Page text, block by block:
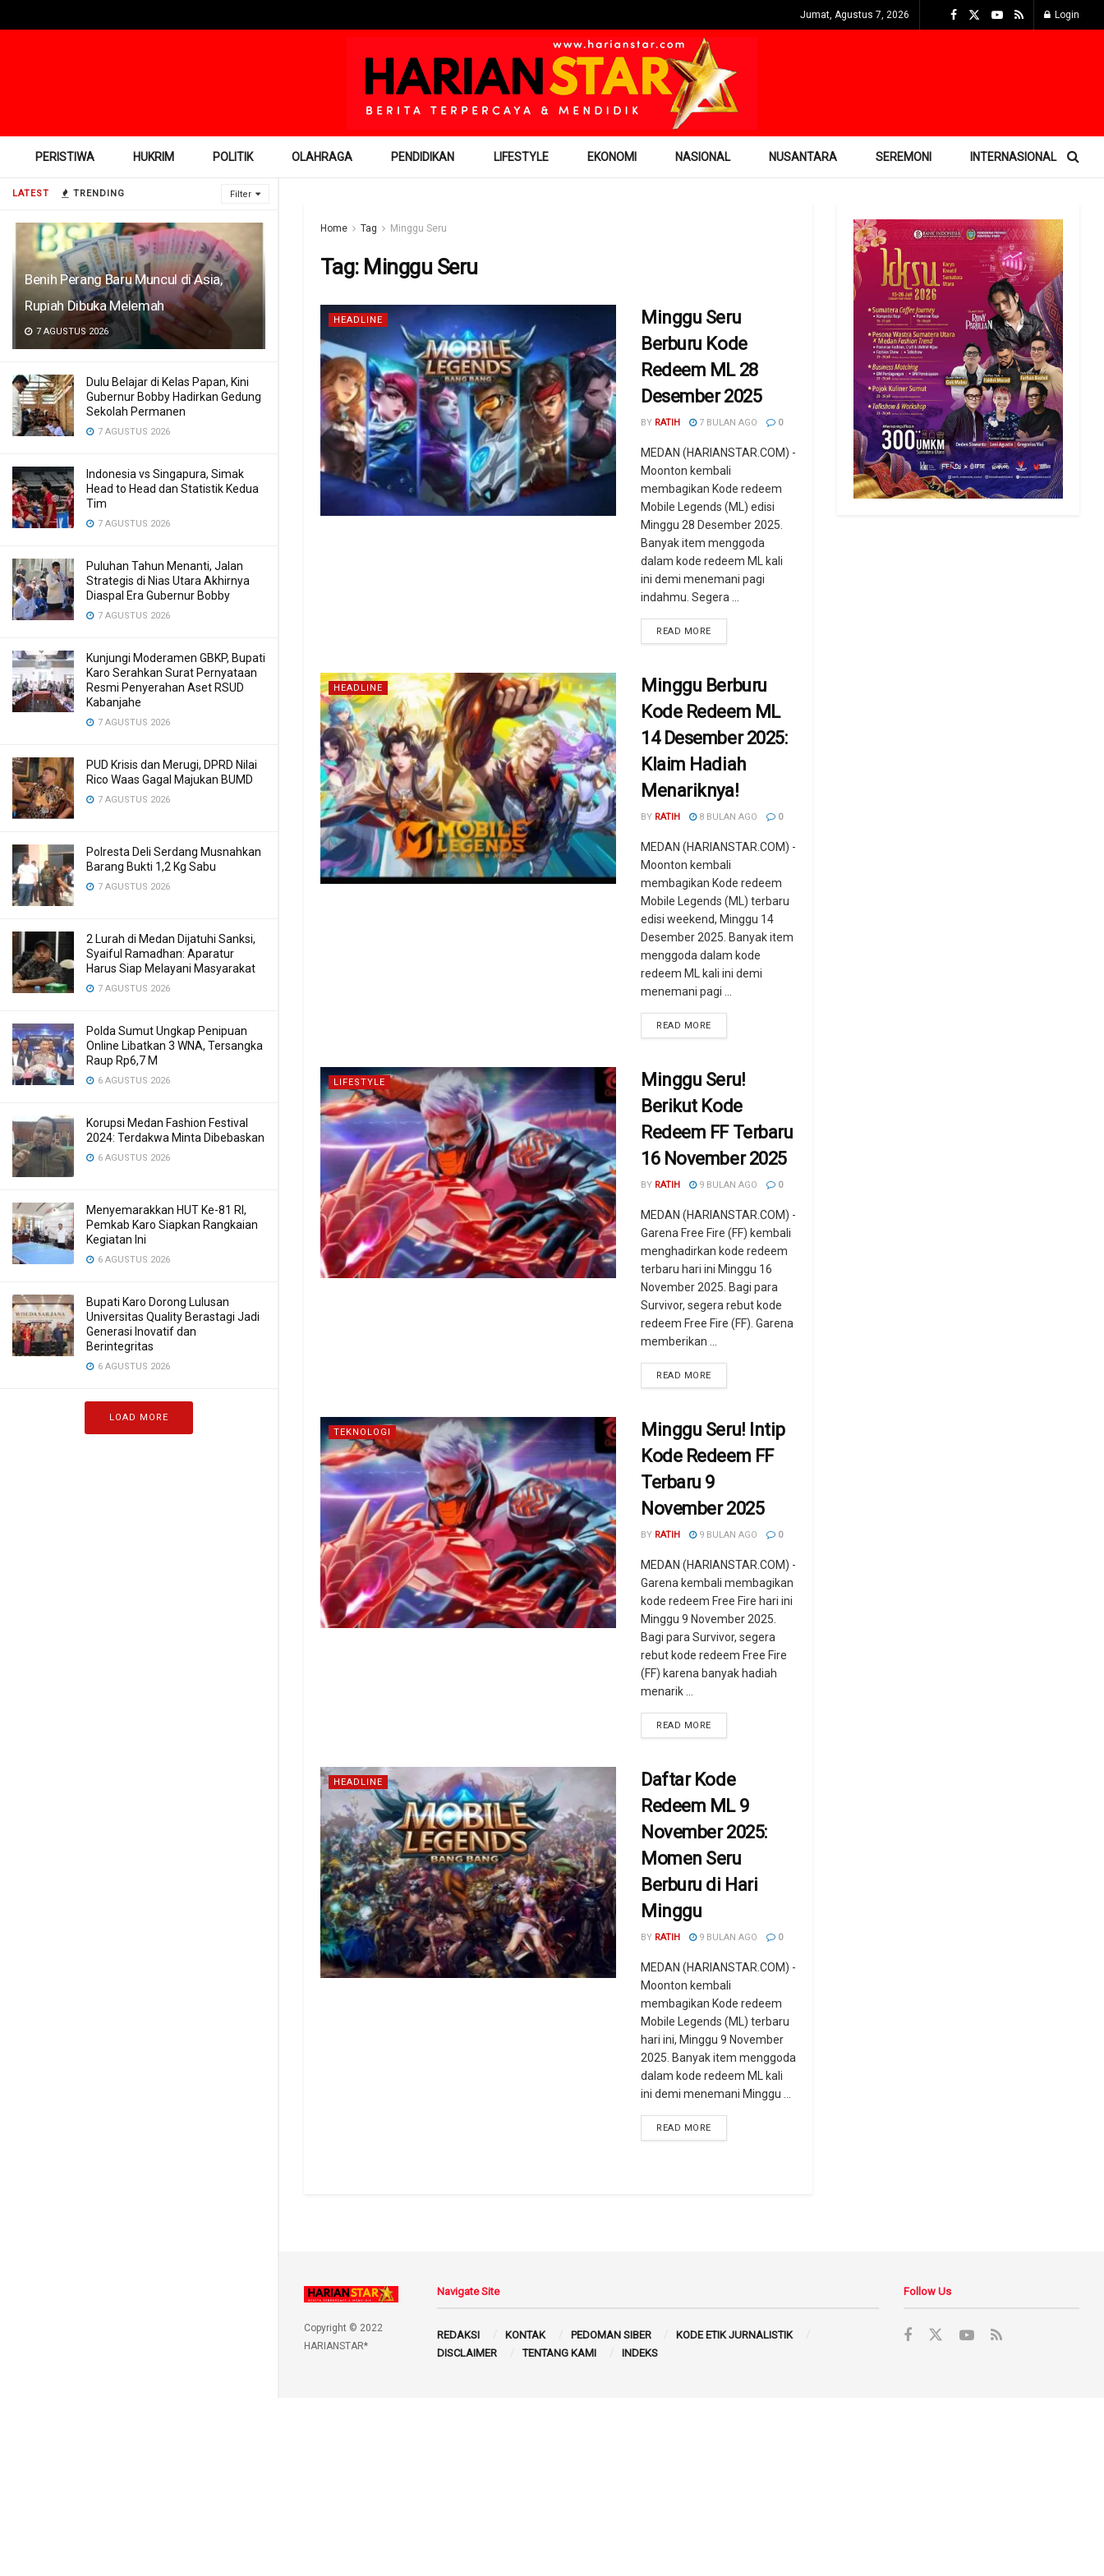
LATEST TRENDING Filter
Benih Perang Baru Muncul di Asia,
Rupiah Dibuka Melemah
7 AGUSTUS 2026
Dulu Belajar di Kelas Papan, Kini
Gubernur Bobby Hadirkan Gedung
Sekolah Permanen
7 AGUSTUS 2026
Indonesia vs Singapura, Simak
Head to Head dan Statistik Kedua
Tim
7 AGUSTUS 2026
Puluhan Tahun Menanti, Jalan
Strategis di Nias Utara Akhirnya
Diaspal Era Gubernur Bobby
7 AGUSTUS 2026
Kunjungi Moderamen GBKP, Bupati
Karo Serahkan Surat Pernyataan
Resmi Penyerahan Aset RSUD
Kabanjahe
7 AGUSTUS 2026
PUD Krisis dan Merugi, DPRD Nilai
Rico Waas Gagal Majukan BUMD
7 AGUSTUS 2026
Polresta Deli Serdang Musnahkan
Barang Bukti 1,2 Kg Sabu
7 AGUSTUS 2026
2 Lurah di Medan Dijatuhi Sanksi,
Syaiful Ramadhan: Aparatur
Harus Siap Melayani Masyarakat
7 AGUSTUS 2026
Polda Sumut Ungkap Penipuan
Online Libatkan 3 WNA, Tersangka
Raup Rp6,7 M
6 AGUSTUS 2026
Korupsi Medan Fashion Festival
2024: Terdakwa Minta Dibebaskan
6 AGUSTUS 2026
Menyemarakkan HUT Ke-81 RI,
Pemkab Karo Siapkan Rangkaian
Kegiatan Ini
6 AGUSTUS 2026
Bupati Karo Dorong Lulusan
Universitas Quality Berastagi Jadi
Generasi Inovatif dan
Berintegritas
6 AGUSTUS 2026
LOAD MORE
Jumat, Agustus 7, 2026 Login
PERISTIWA HUKRIM POLITIK OLAHRAGA PENDIDIKAN LIFESTYLE EKONOMI NASIONAL NUSANTARA SEREMONI INTERNASIONAL
Home Tag Minggu Seru
Tag: Minggu Seru
HEADLINE
Minggu Seru
Berburu Kode
Redeem ML 28
Desember 2025
BY RATIH 7 BULAN AGO 0
MEDAN (HARIANSTAR.COM) -
Moonton kembali
membagikan Kode redeem
Mobile Legends (ML) edisi
Minggu 28 Desember 2025.
Banyak item menggoda
dalam kode redeem ML kali
ini demi menemani pagi
indahmu. Segera ...
READ MORE
HEADLINE
Minggu Berburu
Kode Redeem ML
14 Desember 2025:
Klaim Hadiah
Menariknya!
BY RATIH 8 BULAN AGO 0
MEDAN (HARIANSTAR.COM) -
Moonton kembali
membagikan Kode redeem
Mobile Legends (ML) terbaru
edisi weekend, Minggu 14
Desember 2025. Banyak item
menggoda dalam kode
redeem ML kali ini demi
menemani pagi ...
READ MORE
LIFESTYLE
Minggu Seru!
Berikut Kode
Redeem FF Terbaru
16 November 2025
BY RATIH 9 BULAN AGO 0
MEDAN (HARIANSTAR.COM) -
Garena Free Fire (FF) kembali
menghadirkan kode redeem
terbaru hari ini Minggu 16
November 2025. Bagi para
Survivor, segera rebut kode
redeem Free Fire (FF). Garena
memberikan ...
READ MORE
TEKNOLOGI
Minggu Seru! Intip
Kode Redeem FF
Terbaru 9
November 2025
BY RATIH 9 BULAN AGO 0
MEDAN (HARIANSTAR.COM) -
Garena kembali membagikan
kode redeem Free Fire hari ini
Minggu 9 November 2025.
Bagi para Survivor, segera
rebut kode redeem Free Fire
(FF) karena banyak hadiah
menarik ...
READ MORE
HEADLINE
Daftar Kode
Redeem ML 9
November 2025:
Momen Seru
Berburu di Hari
Minggu
BY RATIH 9 BULAN AGO 0
MEDAN (HARIANSTAR.COM) -
Moonton kembali
membagikan Kode redeem
Mobile Legends (ML) terbaru
hari ini, Minggu 9 November
2025. Banyak item menggoda
dalam kode redeem ML kali
ini demi menemani Minggu ...
READ MORE
Copyright © 2022
HARIANSTAR*
Navigate Site
REDAKSI KONTAK PEDOMAN SIBER
KODE ETIK JURNALISTIK
DISCLAIMER
TENTANG KAMI INDEKS
Follow Us